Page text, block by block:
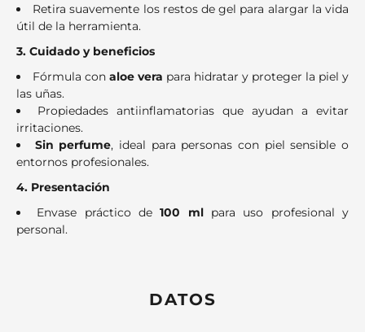
Retira suavemente los restos de gel para alargar la vida
útil de la herramienta.
3. Cuidado y beneficios
Fórmula con aloe vera para hidratar y proteger la piel y
las uñas.
Propiedades antiinflamatorias que ayudan a evitar
irritaciones.
Sin perfume, ideal para personas con piel sensible o
entornos profesionales.
4. Presentación
Envase práctico de100 mlpara uso profesional y
personal.
DATOS